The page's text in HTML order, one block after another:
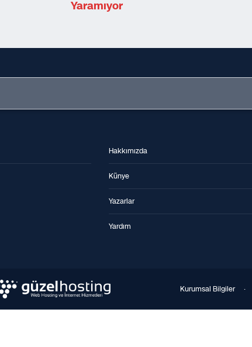
Yaramıyor
Hakkımızda
Künye
Yazarlar
Yardım
Kurumsal Bilgiler·